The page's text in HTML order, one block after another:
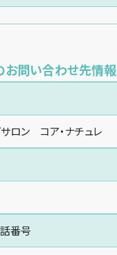
お問い合わせ先情報
サロン コア・ナチュレ
番号